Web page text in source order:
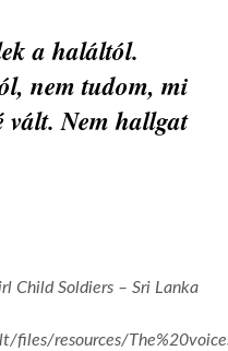
a haláltól.
nem tudom, mi
vált. Nem hallgat
Child Soldiers – Sri Lanka
resources/